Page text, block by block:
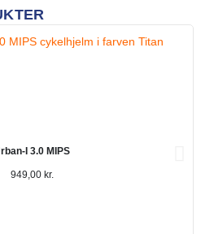
I 3.0 MIPS
949,00 kr.